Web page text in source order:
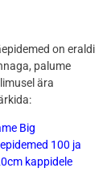
on eraldi
palume
ära
Big
100 ja
kappidele